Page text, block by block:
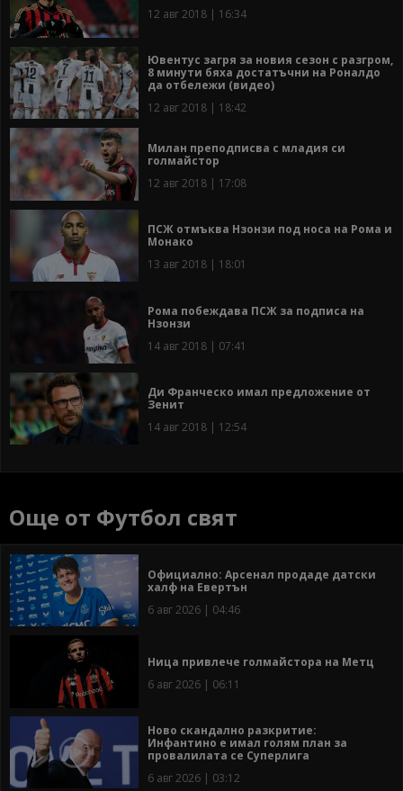
12 авг 2018 | 16:34
Ювентус загря за новия сезон с разгром,
8 минути бяха достатъчни на Роналдо
да отбележи (видео)
12 авг 2018 | 18:42
Милан преподписва с младия си
голмайстор
12 авг 2018 | 17:08
ПСЖ отмъква Нзонзи под носа на Рома и
Монако
13 авг 2018 | 18:01
Рома побеждава ПСЖ за подписа на
Нзонзи
14 авг 2018 | 07:41
Ди Франческо имал предложение от
Зенит
14 авг 2018 | 12:54
Още от Футбол свят
Официално: Арсенал продаде датски
халф на Евертън
6 авг 2026 | 04:46
Ница привлече голмайстора на Метц
6 авг 2026 | 06:11
Ново скандално разкритие:
Инфантино е имал голям план за
провалилата се Суперлига
6 авг 2026 | 03:12